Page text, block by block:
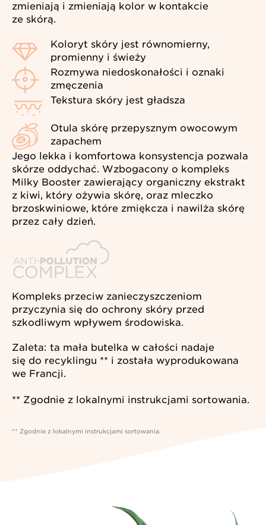
zmieniają i zmieniają kolor w kontakcie
ze skórą.
Koloryt skóry jest równomierny,
promienny i świeży
Rozmywa niedoskonałości i oznaki
zmęczenia
Tekstura skóry jest gładsza
Otula skórę przepysznym owocowym
zapachem
Jego lekka i komfortowa konsystencja pozwala
skórze oddychać. Wzbogacony o kompleks
Milky Booster zawierający organiczny ekstrakt
z kiwi, który ożywia skórę, oraz mleczko
brzoskwiniowe, które zmiękcza i nawilża skórę
przez cały dzień.
Kompleks przeciw zanieczyszczeniom
przyczynia się do ochrony skóry przed
szkodliwym wpływem środowiska.
Zaleta: ta mała butelka w całości nadaje
się do recyklingu ** i została wyprodukowana
we Francji.
** Zgodnie z lokalnymi instrukcjami sortowania.
** Zgodnie z lokalnymi instrukcjami sortowania.